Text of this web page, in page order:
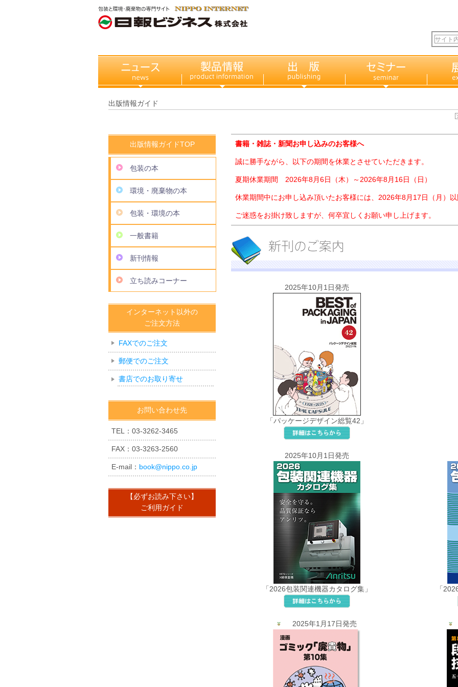
出版情報ガイド
出版情報ガイドTOP
包装の本
環境・廃棄物の本
包装・環境の本
一般書籍
新刊情報
立ち読みコーナー
インターネット以外の
ご注文方法
FAXでのご注文
郵便でのご注文
書店でのお取り寄せ
お問い合わせ先
TEL：03-3262-3465
FAX：03-3263-2560
E-mail： book@nippo.co.jp
【必ずお読み下さい】
ご利用ガイド
書籍・雑誌・新聞お申し込みのお客様へ
誠に勝手ながら、以下の期間を休業とさせていただきます。
夏期休業期間 2026年8月6日（木）～2026年8月16日（日）
休業期間中にお申し込み頂いたお客様には、2026年8月17日（月）以
ご迷惑をお掛け致しますが、何卒宜しくお願い申し上げます。
2025年10月1日発売
「パッケージデザイン総覧42」
2025年10月1日発売
「2026包装関連機器カタログ集」 「
2025年1月17日発売